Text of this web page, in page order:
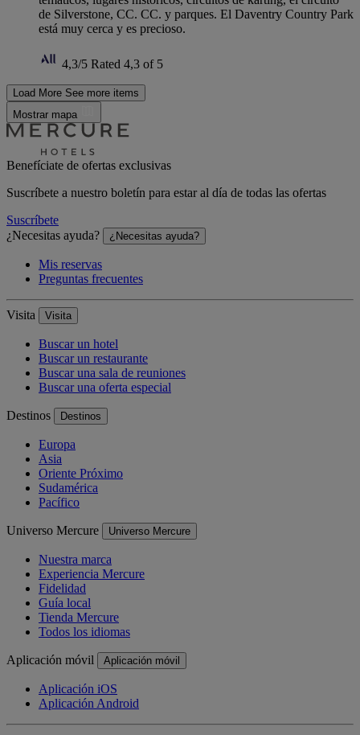
de Silverstone, CC. CC. y parques. El Daventry Country Park
está muy cerca y es precioso.
4,3/5 Rated 4,3 of 5
Load More See more items
Mostrar mapa
Benefíciate de ofertas exclusivas
Suscríbete a nuestro boletín para estar al día de todas las ofertas
Suscríbete
¿Necesitas ayuda?
¿Necesitas ayuda?
Mis reservas
Preguntas frecuentes
Visita Visita
Buscar un hotel
Buscar un restaurante
Buscar una sala de reuniones
Buscar una oferta especial
Destinos Destinos
Europa
Asia
Oriente Próximo
Sudamérica
Pacífico
Universo Mercure Universo Mercure
Nuestra marca
Experiencia Mercure
Fidelidad
Guía local
Tienda Mercure
Todos los idiomas
Aplicación móvil Aplicación móvil
Aplicación iOS
Aplicación Android